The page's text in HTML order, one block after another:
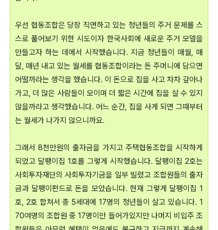
우선 협동조합은 당장 직면하고 있는 청년들의 주거 문제를 스
스로 풀어보기 위한 시도이자 한국사회에 새로운 주거 모델을
만들고자 하는 데에서 시작했습니다. 지금 청년들이 매월, 매
달, 매년 내고 있는 월세를 협동조합이라는 돈 주머니에 담으면
어떨까라는 생각을 했습니다. 이 돈으로 집을 사고 차차 갚아나
가고, 더 많은 사람들이 모이며 더 짧은 시간에 집을 살 수 있지
않을까라고 생각했습니다. 어느 순간, 집을 사게 되면 그때부터
는 월세가 나가지 않으니까요.
그래서 8천만원의 출자금을 가지고 주택협동조합을 시작하게
되었고 달팽이집 1호를 그렇게 시작했습니다. 달팽이집 2호는
사회투자재단의 사회투자기금을 일부 빌렸고 조합원들의 출자
금과 달팽이펀드로 돈을 모았습니다. 현재 그렇게 달팽이집 1
호, 2호 합쳐서 총 5세대에 17명의 청년들이 살고 있습니다. 1
70여명의 조합원 중 17명이만 들어가있지만 나머지 비입주 조